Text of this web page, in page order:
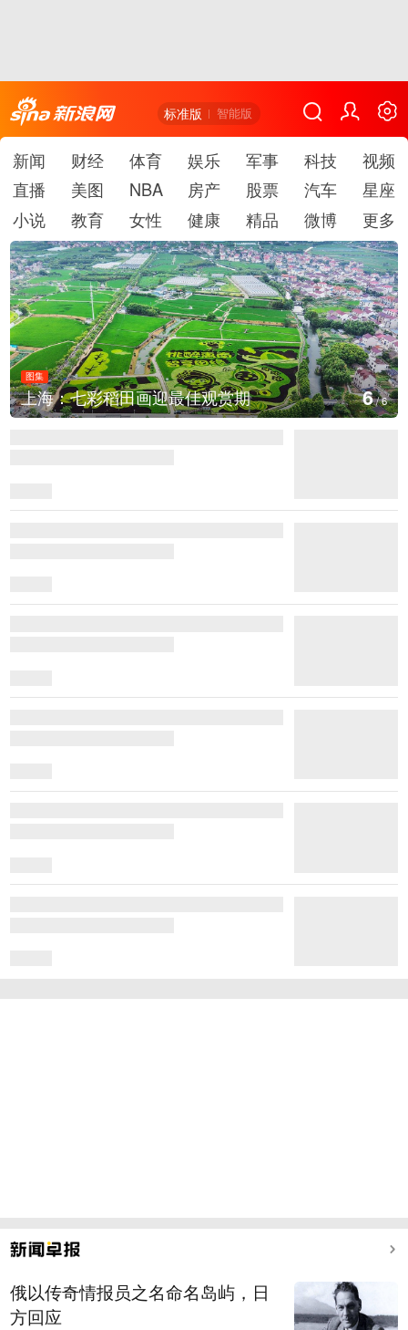
标准版 智能版
新闻 财经 体育 娱乐 军事 科技
视频
直播
美图 NBA 房产 股票 汽车
星座
小说
教育 女性 健康 精品 微博 更多
图集
厄瓜多尔总统诺沃亚会见阿根廷总统米莱 1/6
俄以传奇情报员之名命名岛屿，日
方回应